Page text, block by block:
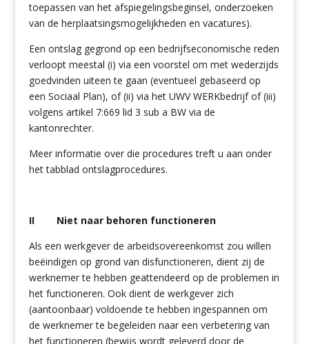
toepassen van het afspiegelingsbeginsel, onderzoeken
van de herplaatsingsmogelijkheden en vacatures).
Een ontslag gegrond op een bedrijfseconomische reden
verloopt meestal (i) via een voorstel om met wederzijds
goedvinden uiteen te gaan (eventueel gebaseerd op
een Sociaal Plan), of (ii) via het UWV WERKbedrijf of (iii)
volgens artikel 7:669 lid 3 sub a BW via de
kantonrechter.
Meer informatie over die procedures treft u aan onder
het tabblad ontslagprocedures.
II Niet naar behoren functioneren
Als een werkgever de arbeidsovereenkomst zou willen
beëindigen op grond van disfunctioneren, dient zij de
werknemer te hebben geattendeerd op de problemen in
het functioneren. Ook dient de werkgever zich
(aantoonbaar) voldoende te hebben ingespannen om
de werknemer te begeleiden naar een verbetering van
het functioneren (bewijs wordt geleverd door de